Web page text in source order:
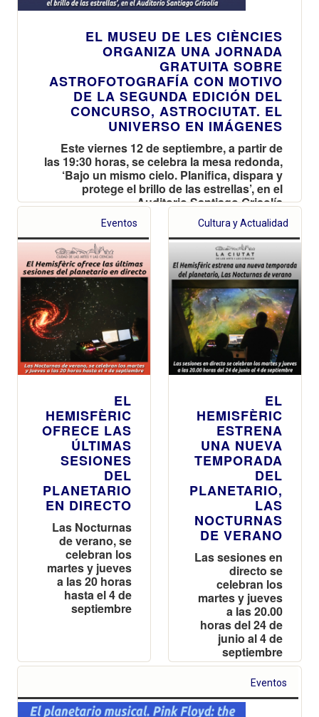
EL MUSEU DE LES CIÈNCIES
ORGANIZA UNA JORNADA
GRATUITA SOBRE
ASTROFOTOGRAFÍA CON MOTIVO
DE LA SEGUNDA EDICIÓN DEL
CONCURSO, ASTROCIUTAT. EL
UNIVERSO EN IMÁGENES
Este viernes 12 de septiembre, a partir de
las 19:30 horas, se celebra la mesa redonda,
‘Bajo un mismo cielo. Planifica, dispara y
protege el brillo de las estrellas’, en el
Auditorio Santiago Grisolía
Eventos
EL
HEMISFÈRIC
OFRECE LAS
ÚLTIMAS
SESIONES
DEL
PLANETARIO
EN DIRECTO
Las Nocturnas
de verano, se
celebran los
martes y jueves
a las 20 horas
hasta el 4 de
septiembre
Cultura y Actualidad
EL
HEMISFÈRIC
ESTRENA
UNA NUEVA
TEMPORADA
DEL
PLANETARIO,
LAS
NOCTURNAS
DE VERANO
Las sesiones en
directo se
celebran los
martes y jueves
a las 20.00
horas del 24 de
junio al 4 de
septiembre
Eventos